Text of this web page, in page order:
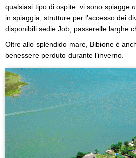
qualsiasi tipo di ospite: vi sono spiagge
in spiaggia, strutture per l’accesso dei
disponibili sedie Job, passerelle larghe
Oltre allo splendido mare, Bibione è
benessere perduto durante l’inverno.